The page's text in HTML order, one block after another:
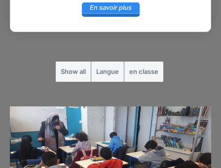
En savoir plus
Show all Langue en classe